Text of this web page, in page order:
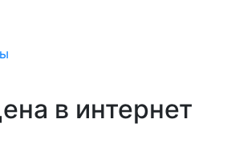
в интернет